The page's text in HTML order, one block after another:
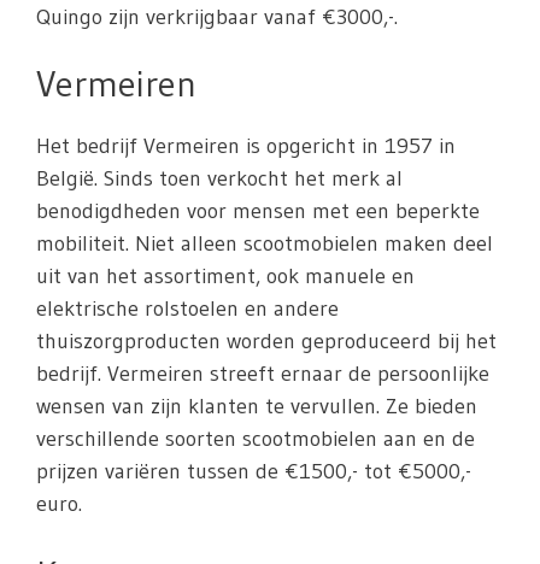
Quingo zijn verkrijgbaar vanaf €3000,-.
Vermeiren
Het bedrijf Vermeiren is opgericht in 1957 in
België. Sinds toen verkocht het merk al
benodigdheden voor mensen met een beperkte
mobiliteit. Niet alleen scootmobielen maken deel
uit van het assortiment, ook manuele en
elektrische rolstoelen en andere
thuiszorgproducten worden geproduceerd bij het
bedrijf. Vermeiren streeft ernaar de persoonlijke
wensen van zijn klanten te vervullen. Ze bieden
verschillende soorten scootmobielen aan en de
prijzen variëren tussen de €1500,- tot €5000,-
euro.